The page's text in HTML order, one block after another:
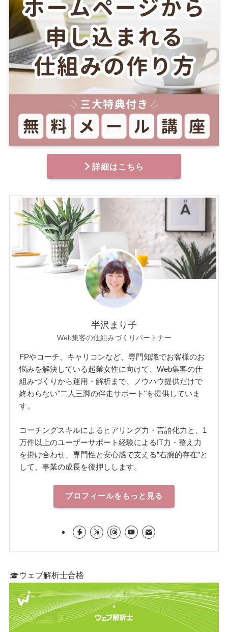
詳細はこちら
半沢まり子
Web集客の仕組みづくりパートナー
FPやコーチ、キャリコンなど、専門知識でお客様のお
悩みを解決している起業女性に向けて、Web集客の仕
組みづくりから運用・解析まで、ノウハウ提供だけで
終わらない"二人三脚の伴走サポート"を提供していま
す。
コーチングスキルによるヒアリング力・言語化力と、1
万件以上のユーザーサポート経験によるIT力・整え力
を掛け合わせ、専門性と安心感で支える”右腕的存在”と
して、事業の成長を後押しします。
プロフィールをもっと見る
ウェブ解析士合格